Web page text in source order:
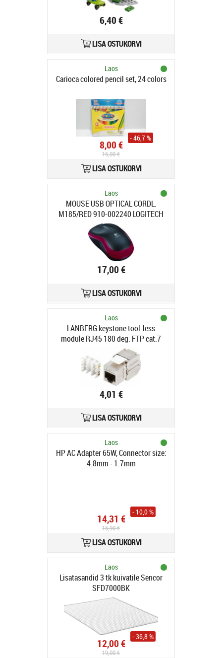
6,40 €
LISA OSTUKORVI
Laos
Carioca colored pencil set, 24 colors
8,00 €
- 46,7 %
15,00 €
LISA OSTUKORVI
Laos
MOUSE USB OPTICAL CORDL.
M185/RED 910-002240 LOGITECH
17,00 €
LISA OSTUKORVI
Laos
LANBERG keystone tool-less
module RJ45 180 deg. FTP cat.7
4,01 €
LISA OSTUKORVI
Laos
HP AC Adapter 65W, Connector size:
4.8mm - 1.7mm
14,31 €
- 10,0 %
15,90 €
LISA OSTUKORVI
Laos
Lisatasandid 3 tk kuivatile Sencor
SFD7000BK
12,00 €
- 36,8 %
19,00 €